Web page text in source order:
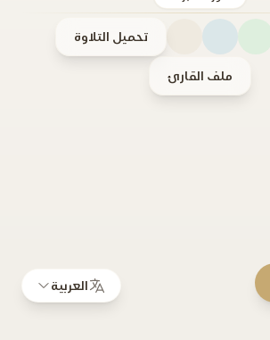
تحميل التلاوة
ملف القارئ
العربية